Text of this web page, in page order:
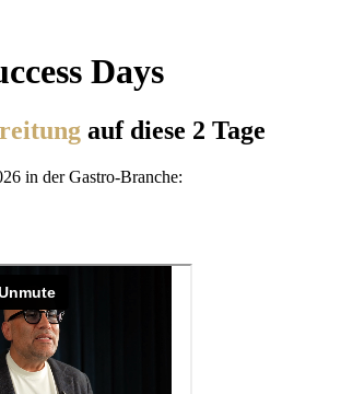
Days
auf diese 2 Tage
in der Gastro-Branche: